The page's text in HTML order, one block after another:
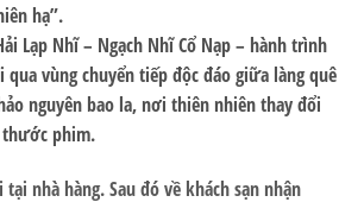
hạ”.
Lạp Nhĩ – Ngạch Nhĩ Cổ Nạp– hành trình
qua vùng chuyển tiếp độc đáo giữa làng quê
nguyên bao la, nơi thiên nhiên thay đổi
phim.
nhà hàng. Sau đó về khách sạn nhận